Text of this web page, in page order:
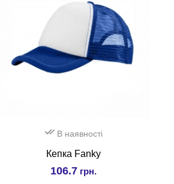
В наявності
Кепка Fanky
106.7 грн.